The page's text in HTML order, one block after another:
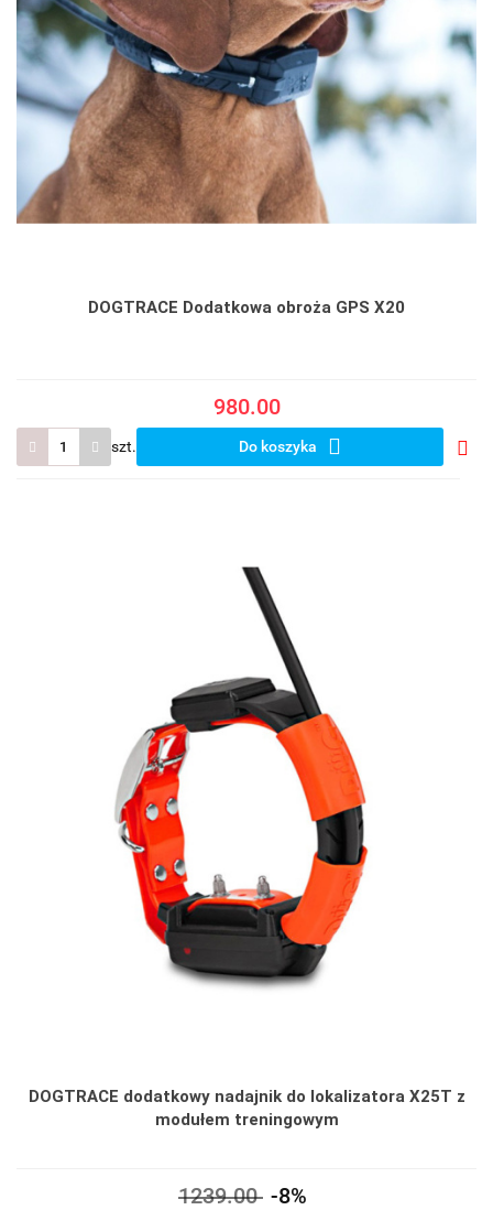
DOGTRACE Dodatkowa obroża GPS X20
980.00
szt. Do koszyka
DOGTRACE dodatkowy nadajnik do lokalizatora X25T z
modułem treningowym
1239.00 -8%